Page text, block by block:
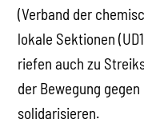
(Verband der
lokale Sektionen
riefen auch zu
der Bewegung
solidarisieren.